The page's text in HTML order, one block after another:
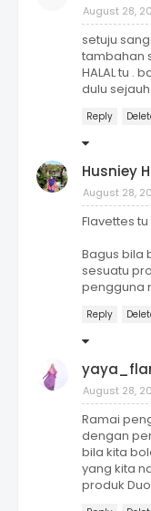
August 28,
setuju
tambahan
HALAL tu .
dulu
Reply
Husniey
August 28,
Flavettes
Bagus bila
sesuatu
pengguna
Reply
August 28,
Ramai
dengan
bila kita
yang kita
produk